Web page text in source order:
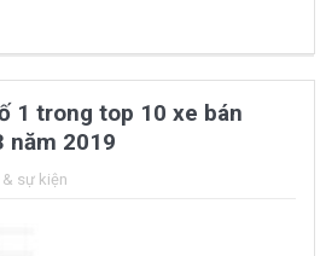
1 trong top 10 xe bán
năm 2019
sự kiện